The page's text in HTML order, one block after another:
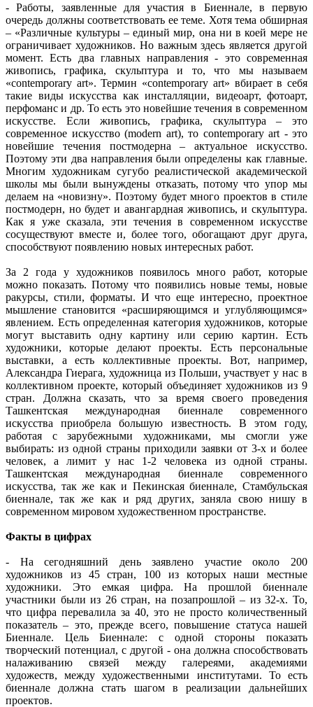
- Работы, заявленные для участия в Биеннале, в первую
очередь должны соответствовать ее теме. Хотя тема обширная
– «Различные культуры – единый мир, она ни в коей мере не
ограничивает художников. Но важным здесь является другой
момент. Есть два главных направления - это современная
живопись, графика, скульптура и то, что мы называем
«contemporary art». Термин «contemporary art» вбирает в себя
такие виды искусства как инсталляции, видеоарт, фотоарт,
перфоманс и др. То есть это новейшие течения в современном
искусстве. Если живопись, графика, скульптура – это
современное искусство (modern art), то contemporary art - это
новейшие течения постмодерна – актуальное искусство.
Поэтому эти два направления были определены как главные.
Многим художникам сугубо реалистической академической
школы мы были вынуждены отказать, потому что упор мы
делаем на «новизну». Поэтому будет много проектов в стиле
постмодерн, но будет и авангардная живопись, и скульптура.
Как я уже сказала, эти течения в современном искусстве
сосуществуют вместе и, более того, обогащают друг друга,
способствуют появлению новых интересных работ.
За 2 года у художников появилось много работ, которые
можно показать. Потому что появились новые темы, новые
ракурсы, стили, форматы. И что еще интересно, проектное
мышление становится «расширяющимся и углубляющимся»
явлением. Есть определенная категория художников, которые
могут выставить одну картину или серию картин. Есть
художники, которые делают проекты. Есть персональные
выставки, а есть коллективные проекты. Вот, например,
Александра Гиерага, художница из Польши, участвует у нас в
коллективном проекте, который объединяет художников из 9
стран. Должна сказать, что за время своего проведения
Ташкентская международная биеннале современного
искусства приобрела большую известность. В этом году,
работая с зарубежными художниками, мы смогли уже
выбирать: из одной страны приходили заявки от 3-х и более
человек, а лимит у нас 1-2 человека из одной страны.
Ташкентская международная биеннале современного
искусства, так же как и Пекинская биеннале, Стамбульская
биеннале, так же как и ряд других, заняла свою нишу в
современном мировом художественном пространстве.
Факты в цифрах
- На сегодняшний день заявлено участие около 200
художников из 45 стран, 100 из которых наши местные
художники. Это емкая цифра. На прошлой биеннале
участники были из 26 стран, на позапрошлой – из 32-х. То,
что цифра перевалила за 40, это не просто количественный
показатель – это, прежде всего, повышение статуса нашей
Биеннале. Цель Биеннале: с одной стороны показать
творческий потенциал, с другой - она должна способствовать
налаживанию связей между галереями, академиями
художеств, между художественными институтами. То есть
биеннале должна стать шагом в реализации дальнейших
проектов.